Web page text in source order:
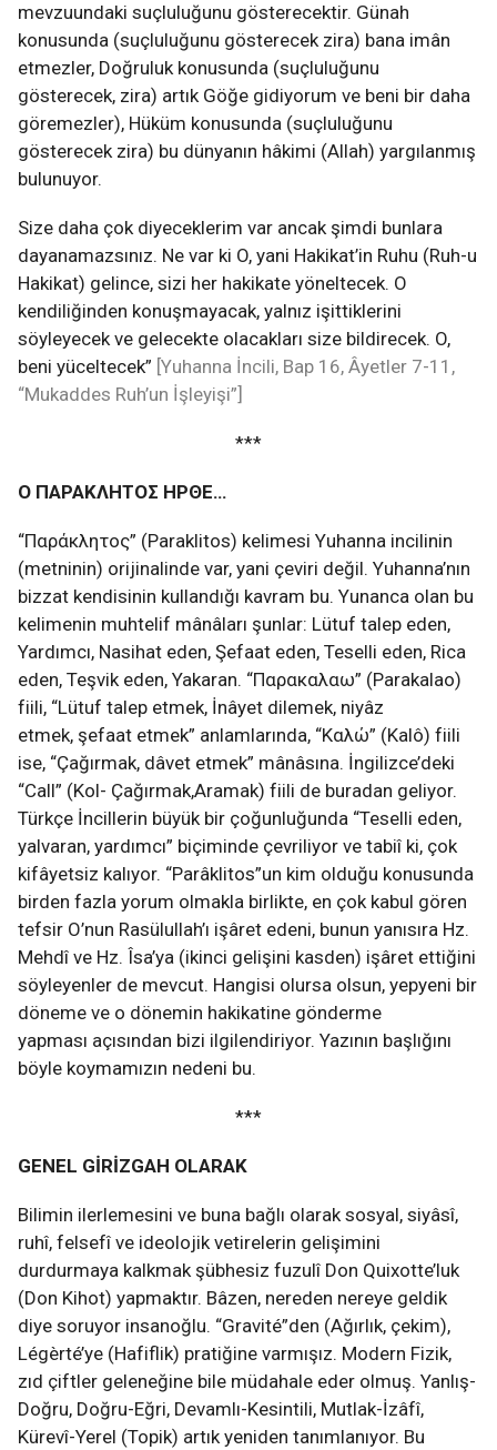
mevzuundaki suçluluğunu gösterecektir. Günah
konusunda (suçluluğunu gösterecek zira) bana imân
etmezler, Doğruluk konusunda (suçluluğunu
gösterecek, zira) artık Göğe gidiyorum ve beni bir daha
göremezler), Hüküm konusunda (suçluluğunu
gösterecek zira) bu dünyanın hâkimi (Allah) yargılanmış
bulunuyor.
Size daha çok diyeceklerim var ancak şimdi bunlara
dayanamazsınız. Ne var ki O, yani Hakikat’in Ruhu (Ruh-u
Hakikat) gelince, sizi her hakikate yöneltecek. O
kendiliğinden konuşmayacak, yalnız işittiklerini
söyleyecek ve gelecekte olacakları size bildirecek. O,
beni yüceltecek” [Yuhanna İncili, Bap 16, Âyetler 7-11,
“Mukaddes Ruh’un İşleyişi”]
***
Ο ΠΑΡΑKΛHΤΟΣ ΗΡΘΕ…
“Παράκλητος” (Paraklitos) kelimesi Yuhanna incilinin
(metninin) orijinalinde var, yani çeviri değil. Yuhanna’nın
bizzat kendisinin kullandığı kavram bu. Yunanca olan bu
kelimenin muhtelif mânâları şunlar: Lütuf talep eden,
Yardımcı, Nasihat eden, Şefaat eden, Teselli eden, Rica
eden, Teşvik eden, Yakaran. “Παρακαλαω” (Parakalao)
fiili, “Lütuf talep etmek, İnâyet dilemek, niyâz
etmek, şefaat etmek” anlamlarında, “Kαλώ” (Kalô) fiili
ise, “Çağırmak, dâvet etmek” mânâsına. İngilizce’deki
“Call” (Kol- Çağırmak,Aramak) fiili de buradan geliyor.
Türkçe İncillerin büyük bir çoğunluğunda “Teselli eden,
yalvaran, yardımcı” biçiminde çevriliyor ve tabiî ki, çok
kifâyetsiz kalıyor. “Parâklitos”un kim olduğu konusunda
birden fazla yorum olmakla birlikte, en çok kabul gören
tefsir O’nun Rasülullah’ı işâret edeni, bunun yanısıra Hz.
Mehdî ve Hz. Îsa’ya (ikinci gelişini kasden) işâret ettiğini
söyleyenler de mevcut. Hangisi olursa olsun, yepyeni bir
döneme ve o dönemin hakikatine gönderme
yapması açısından bizi ilgilendiriyor. Yazının başlığını
böyle koymamızın nedeni bu.
***
GENEL GİRİZGAH OLARAK
Bilimin ilerlemesini ve buna bağlı olarak sosyal, siyâsî,
ruhî, felsefî ve ideolojik vetirelerin gelişimini
durdurmaya kalkmak şübhesiz fuzulî Don Quixotte’luk
(Don Kihot) yapmaktır. Bâzen, nereden nereye geldik
diye soruyor insanoğlu. “Gravité”den (Ağırlık, çekim),
Légèrté’ye (Hafiflik) pratiğine varmışız. Modern Fizik,
zıd çiftler geleneğine bile müdahale eder olmuş. Yanlış-
Doğru, Doğru-Eğri, Devamlı-Kesintili, Mutlak-İzâfî,
Kürevî-Yerel (Topik) artık yeniden tanımlanıyor. Bu